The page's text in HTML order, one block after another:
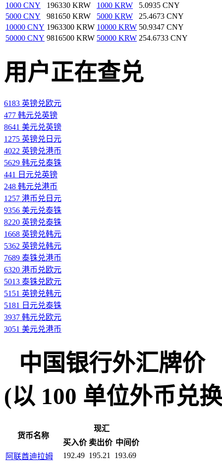
1000 CNY
196330 KRW 1000 KRW
5.0935 CNY
5000 CNY
981650 KRW 5000 KRW
25.4673 CNY
10000 CNY 1963300 KRW 10000 KRW 50.9347 CNY
50000 CNY 9816500 KRW 50000 KRW 254.6733 CNY
用户正在查兑
6183 英镑兑欧元
477 韩元兑英镑
8641 美元兑英镑
1275 英镑兑日元
4022 英镑兑港币
5629 韩元兑泰铢
441 日元兑英镑
248 韩元兑港币
1257 港币兑日元
9356 美元兑泰铢
8220 英镑兑泰铢
1668 英镑兑韩元
5362 英镑兑韩元
7689 泰铢兑港币
6320 港币兑欧元
5013 泰铢兑欧元
5151 英镑兑韩元
5181 日元兑泰铢
3937 韩元兑欧元
3051 美元兑港币
中国银行外汇牌价
(以 100 单位外币兑
货币名称
现汇
买入价 卖出价 中间价
阿联酋迪拉姆
192.49 195.21
193.69